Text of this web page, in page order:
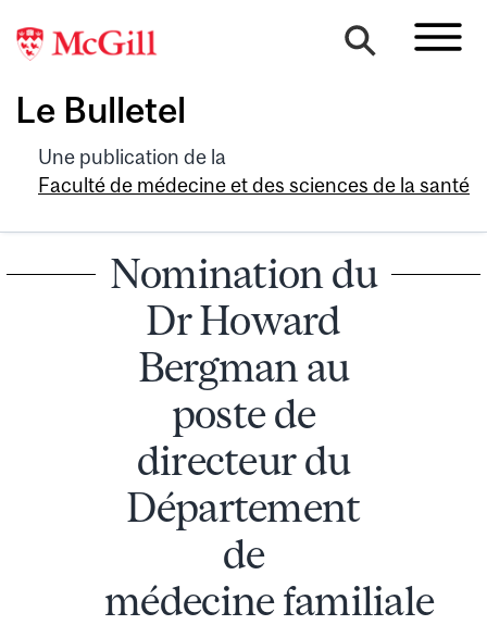
Le Bulletel
Une publication de la
Faculté de médecine et des sciences de la santé
Nomination du
Dr Howard
Bergman au
poste de
directeur du
Département
de
médecine familiale